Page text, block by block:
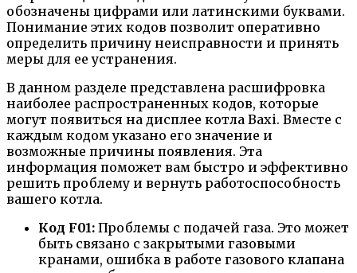
обозначены цифрами или латинскими буквами.
Понимание этих кодов позволит оперативно
определить причину неисправности и принять
меры для ее устранения.
В данном разделе представлена расшифровка
наиболее распространенных кодов, которые
могут появиться на дисплее котла Baxi. Вместе с
каждым кодом указано его значение и
возможные причины появления. Эта
информация поможет вам быстро и эффективно
решить проблему и вернуть работоспособность
вашего котла.
Код F01: Проблемы с подачей газа. Это может
быть связано с закрытыми газовыми
кранами, ошибка в работе газового клапана